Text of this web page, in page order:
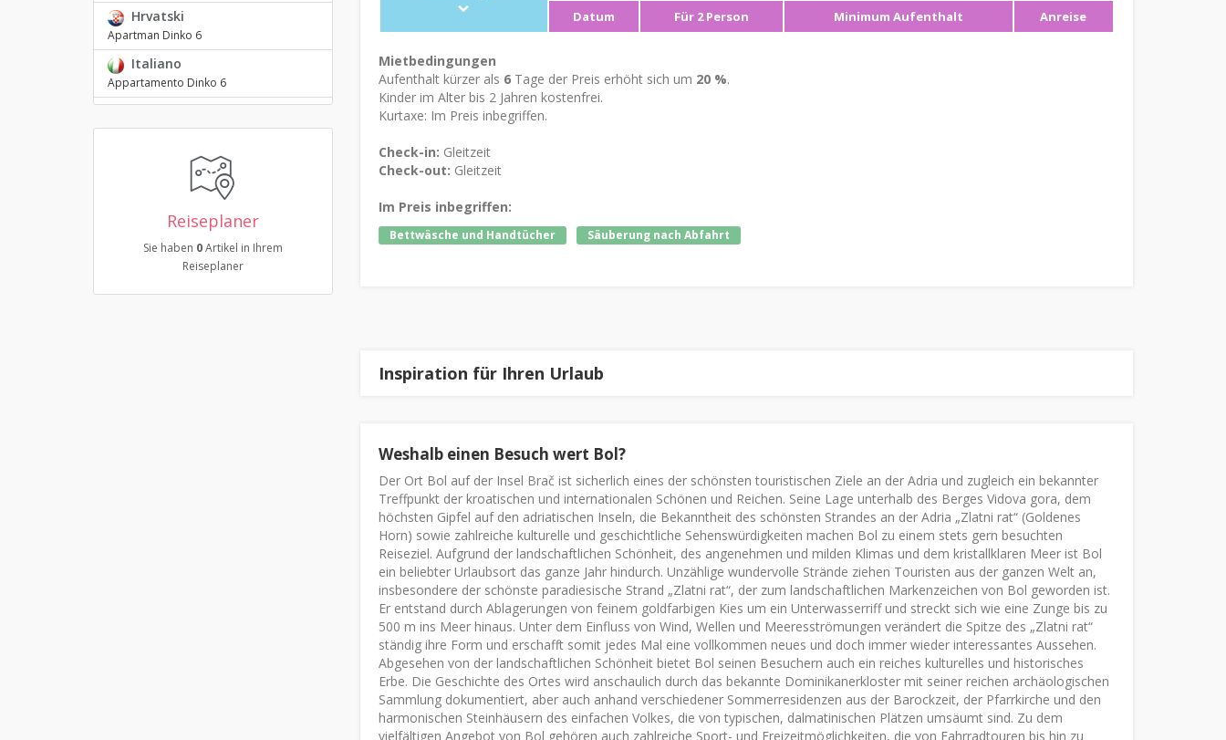
Hrvatski
Apartman Dinko 6
Italiano
Appartamento Dinko 6
Reiseplaner
Sie haben 0Artikel in Ihrem
Reiseplaner
Datum Für 2 Person Minimum Aufenthalt Anreise
Mietbedingungen
Aufenthalt kürzer als 6Tage der Preis erhöht sich um 20 %.
Kinder im Alter bis 2 Jahren kostenfrei.
Kurtaxe: Im Preis inbegriffen.
Check-in: Gleitzeit
Check-out: Gleitzeit
Im Preis inbegriffen:
Bettwäsche und Handtücher Säuberung nach Abfahrt
Inspiration für Ihren Urlaub
Weshalb einen Besuch wert Bol?
Der Ort Bol auf der Insel Brač ist sicherlich eines der schönsten touristischen Ziele an der Adria und zugleich ein bekannter
Treffpunkt der kroatischen und internationalen Schönen und Reichen. Seine Lage unterhalb des Berges Vidova gora, dem
höchsten Gipfel auf den adriatischen Inseln, die Bekanntheit des schönsten Strandes an der Adria „Zlatni rat“ (Goldenes
Horn) sowie zahlreiche kulturelle und geschichtliche Sehenswürdigkeiten machen Bol zu einem stets gern besuchten
Reiseziel. Aufgrund der landschaftlichen Schönheit, des angenehmen und milden Klimas und dem kristallklaren Meer ist Bol
ein beliebter Urlaubsort das ganze Jahr hindurch. Unzählige wundervolle Strände ziehen Touristen aus der ganzen Welt an,
insbesondere der schönste paradiesische Strand „Zlatni rat“, der zum landschaftlichen Markenzeichen von Bol geworden ist.
Er entstand durch Ablagerungen von feinem goldfarbigen Kies um ein Unterwasserriff und streckt sich wie eine Zunge bis zu
500 m ins Meer hinaus. Unter dem Einfluss von Wind, Wellen und Meeresströmungen verändert die Spitze des „Zlatni rat“
ständig ihre Form und erschafft somit jedes Mal eine vollkommen neues und doch immer wieder interessantes Aussehen.
Abgesehen von der landschaftlichen Schönheit bietet Bol seinen Besuchern auch ein reiches kulturelles und historisches
Erbe. Die Geschichte des Ortes wird anschaulich durch das bekannte Dominikanerkloster mit seiner reichen archäologischen
Sammlung dokumentiert, aber auch anhand verschiedener Sommerresidenzen aus der Barockzeit, der Pfarrkirche und den
harmonischen Steinhäusern des einfachen Volkes, die von typischen, dalmatinischen Plätzen umsäumt sind. Zu dem
vielfältigen Angebot von Bol gehören auch zahlreiche Sport- und Freizeitmöglichkeiten, die von Fahrradtouren bis hin zu